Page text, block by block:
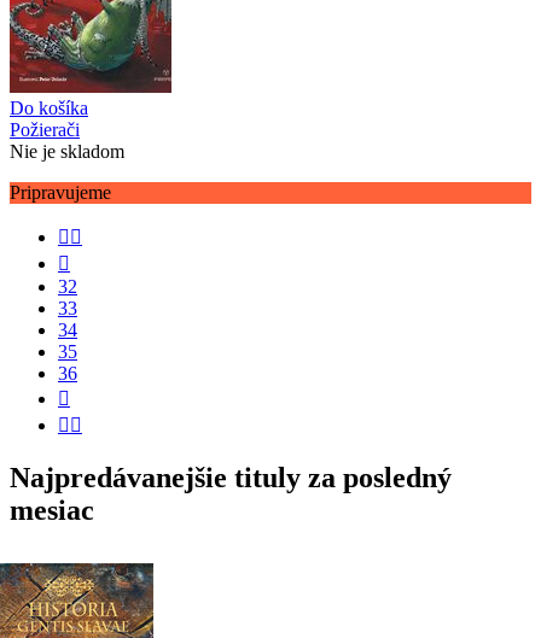
Do košíka
Požierači
Nie je skladom
Pripravujeme


32
33
34
35
36


Najpredávanejšie tituly za posledný
mesiac